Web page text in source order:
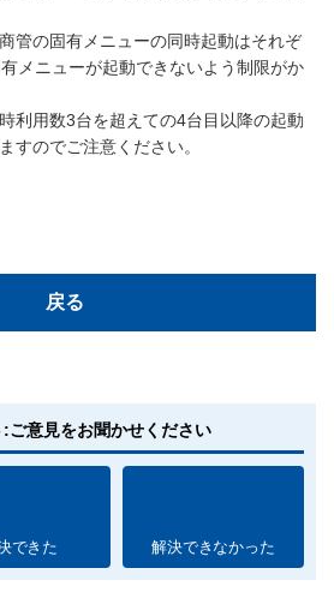
管の固有メニューの同時起動はそれぞ
メニューが起動できないよう制限がか
利用数3台を超えての4台目以降の起動
すのでご注意ください。
戻る
ご意見をお聞かせください
できた 解決できなかった